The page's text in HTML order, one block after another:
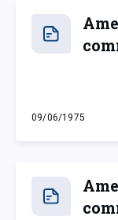
09/06/1975
lundi 9 juin 1975